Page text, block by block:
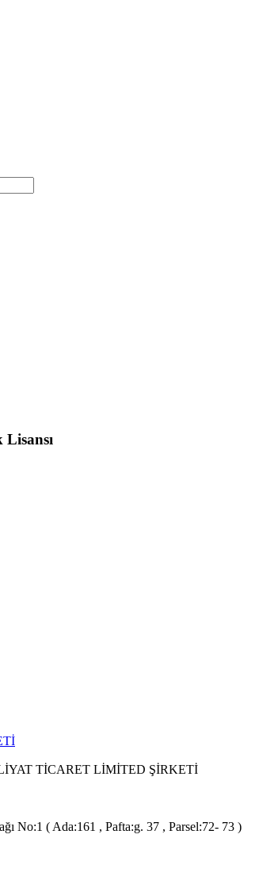
TİCARET LİMİTED ŞİRKETİ
No:1 ( Ada:161 , Pafta:g. 37 , Parsel:72- 73 )